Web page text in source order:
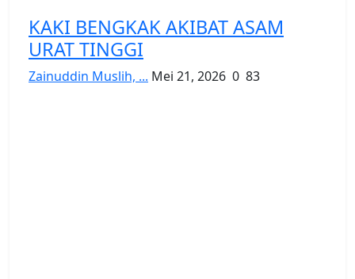
KAKI BENGKAK AKIBAT ASAM
URAT TINGGI
Zainuddin Muslih, ... Mei 21, 2026 0 83